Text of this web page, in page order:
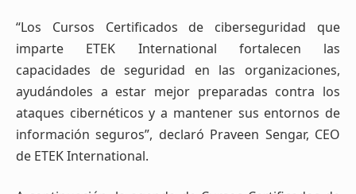
“Los Cursos Certificados de ciberseguridad que
imparte ETEK International fortalecen las
capacidades de seguridad en las organizaciones,
ayudándoles a estar mejor preparadas contra los
ataques cibernéticos y a mantener sus entornos de
información seguros”, declaró Praveen Sengar, CEO
de ETEK International.